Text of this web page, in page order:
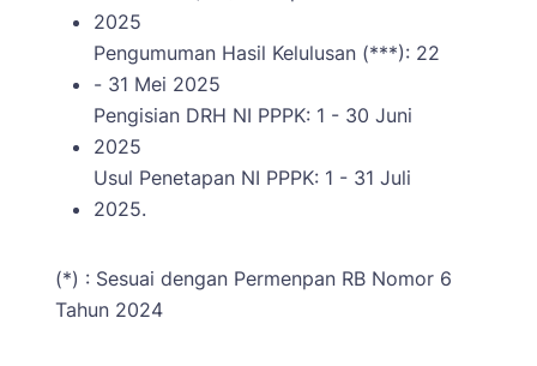
2025
Pengumuman Hasil Kelulusan (***): 22
- 31 Mei 2025
Pengisian DRH NI PPPK: 1 - 30 Juni
2025
Usul Penetapan NI PPPK: 1 - 31 Juli
2025.
(*) : Sesuai dengan Permenpan RB Nomor 6
Tahun 2024